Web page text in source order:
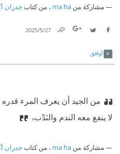
مشاركة من ma ha ، من كتاب جدران
27‏/5‏/2025
أوافق
من الجيد أن يعرف المرء
لا ينفع معه الندم والنَدْب،
مشاركة من ma ha ، من كتاب جدران